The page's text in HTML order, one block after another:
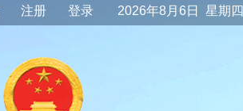
注册 登录 2026年8月6日 星期四